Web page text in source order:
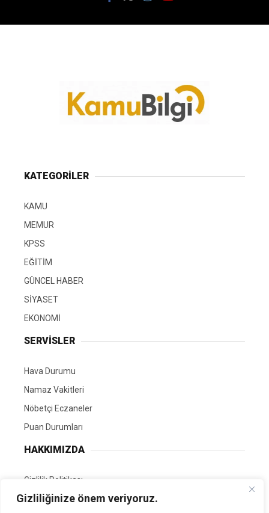
Gizliliğinize önem veriyoruz.
KATEGORİLER
KAMU
MEMUR
KPSS
EĞİTİM
GÜNCEL HABER
SİYASET
EKONOMİ
SERVİSLER
Hava Durumu
Namaz Vakitleri
Nöbetçi Eczaneler
Puan Durumları
HAKKIMIZDA
Gizlilik Politikası
GÖNÜLLÜ EDİTÖRÜMÜZ OL